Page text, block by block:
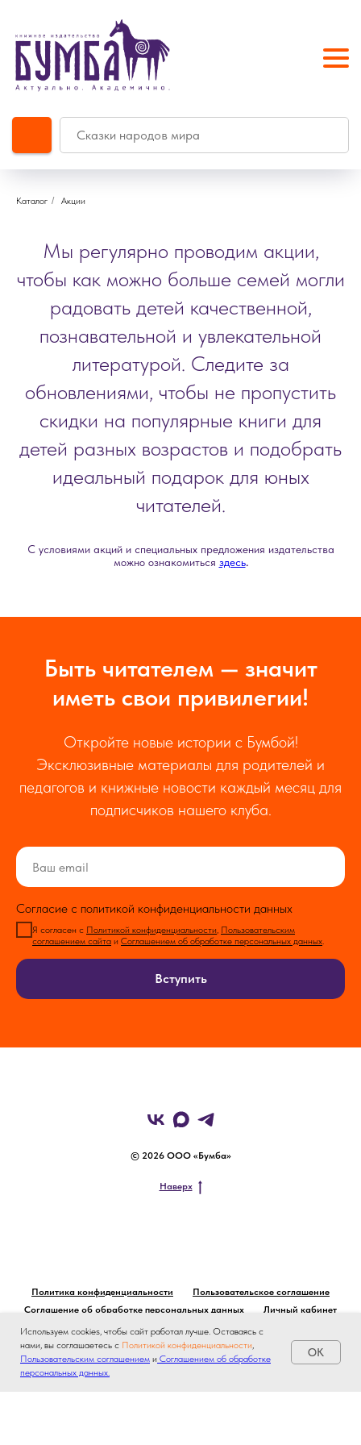
Используем cookies, чтобы сайт работал лучше. Оставаясь с
нами, вы соглашаетесь с Политикой конфиденциальности,
Пользовательским соглашением и Соглашением об обработке
персональных данных.
OK
Каталог / Акции
Мы регулярно проводим акции,
чтобы как можно больше семей могли
радовать детей качественной,
познавательной и увлекательной
литературой. Следите за
обновлениями, чтобы не пропустить
скидки на популярные книги для
детей разных возрастов и подобрать
идеальный подарок для юных
читателей.
С условиями акций и специальных предложения издательства
можно ознакомиться здесь.
Быть читателем — значит
иметь свои привилегии!
Откройте новые истории с Бумбой!
Эксклюзивные материалы для родителей и
педагогов и книжные новости каждый месяц для
подписчиков нашего клуба.
Согласие с политикой конфиденциальности данных
Я согласен с Политикой конфиденциальности, Пользовательским
соглашением сайта и Соглашением об обработке персональных данных.
Вступить
© 2026 ООО «Бумба»
Наверх
Политика конфиденциальности
Пользовательское соглашение
Соглашение об обработке персональных данных
Личный кабинет